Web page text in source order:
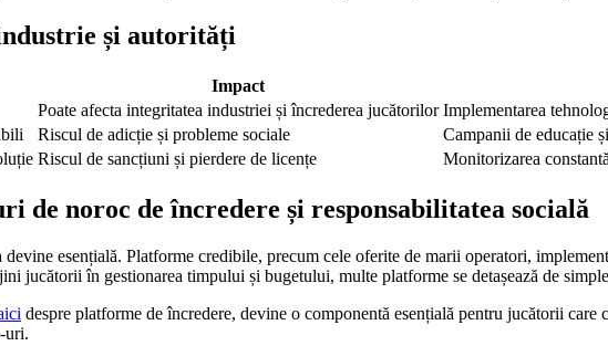
și autorități
Impact
Poate afecta integritatea industriei și încrederea jucătorilor Implementarea
Riscul de adicție și probleme sociale
Campanii de educație
Riscul de sancțiuni și pierdere de licențe Monitorizarea
de noroc de încredere și responsabilitatea socială
esențială. Platforme credibile, precum cele oferite de marii operatori,
jucătorii în gestionarea timpului și bugetului, multe platforme se detașează de
despre platforme de încredere, devine o componentă esențială pentru jucătorii
uri.